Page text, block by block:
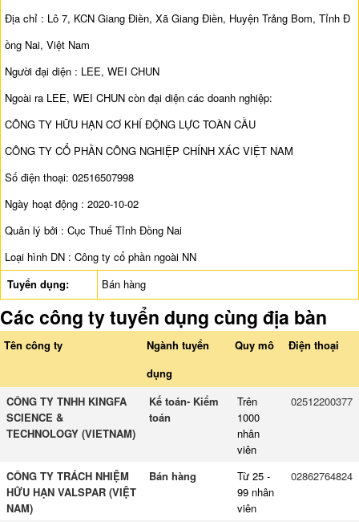
Địa chỉ : Lô 7, KCN Giang Điền, Xã Giang Điền, Huyện Trảng Bom, Tỉnh Đ
ồng Nai, Việt Nam
Người đại diện : LEE, WEI CHUN
Ngoài ra LEE, WEI CHUN còn đại diện các doanh nghiệp:
CÔNG TY HỮU HẠN CƠ KHÍ ĐỘNG LỰC TOÀN CẦU
CÔNG TY CỔ PHẦN CÔNG NGHIỆP CHÍNH XÁC VIỆT NAM
Số điện thoại: 02516507998
Ngày hoạt động : 2020-10-02
Quản lý bởi : Cục Thuế Tỉnh Đồng Nai
Loại hình DN : Công ty cổ phần ngoài NN
Tuyển dụng:
Bán hàng
Các công ty tuyển dụng cùng địa bàn
Tên công ty
Ngành tuyển
dụng
Quy mô Điện thoại
CÔNG TY TNHH KINGFA
SCIENCE &
TECHNOLOGY (VIETNAM)
Kế toán- Kiểm
toán
Trên
1000
nhân
viên
02512200377
CÔNG TY TRÁCH NHIỆM
HỮU HẠN VALSPAR (VIỆT
NAM)
Bán hàng
Từ 25 -
99 nhân
viên
02862764824